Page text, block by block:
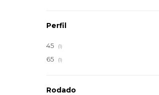
Perfil
45 (1)
65 (1)
Rodado